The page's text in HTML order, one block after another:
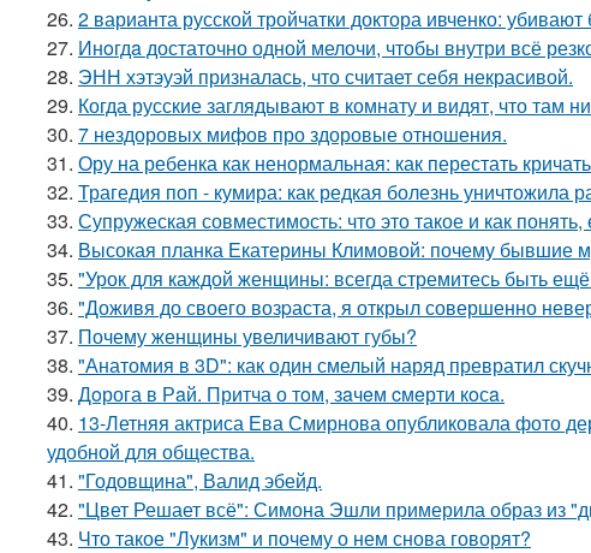
26. 2 варианта русской тройчатки доктора ивченко:
27. Инoгдa достаточно одной мелочи, чтобы внутри всё
28. ЭНН хэтэуэй призналась, что считает себя некрасивой.
29. Когда русские заглядывают в комнату и видят, что там
30. 7 нездоровых мифов про здоровые отношения.
31. Ору на ребенка как ненормальная: как перестать
32. Трагедия поп - кумира: как редкая болезнь уничтожила
33. Супружеская совместимость: что это такое и как понять,
34. Высокая планка Екатерины Климовой: почему бывшие
35. "Урок для каждой женщины: всегда стремитесь быть
36. "Доживя до своего возpаста, я открыл совершенно
37. Почему женщины увеличивают губы?
38. "Анатомия в 3D": как один смелый наряд превратил
39. Дoрога в Рaй. Притча о тoм, зaчeм cмeрти кoсa.
40. 13-Летняя актриса Ева Смирнова опубликовала фото
удобной для общества.
41. "Годовщина", Валид эбейд.
42. "Цвет Решает всё": Симона Эшли примерила образ из
43. Что такое "Лукизм" и почему о нем снова говорят?